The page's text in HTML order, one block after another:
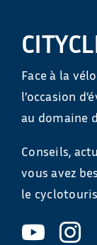
Face à la
l’occasion
au domaine
Conseils,
vous avez
le